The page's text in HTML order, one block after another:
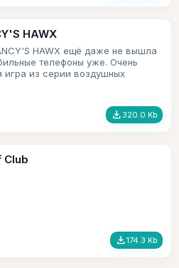
HAWX
HAWX ещё даже не вышла
телефоны уже. Очень
из серии воздушных
file_download 320.0 Kb
Club
file_download174.3 Kb